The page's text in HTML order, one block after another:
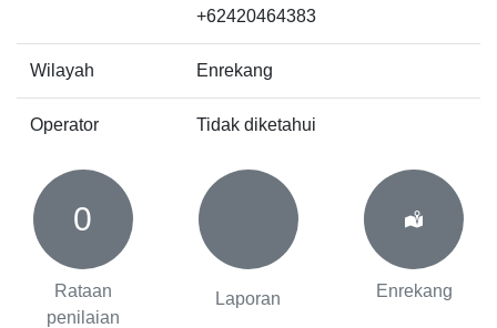
+62420464383
Wilayah Enrekang
Operator Tidak diketahui
0
Rataan
penilaian
Laporan Enrekang